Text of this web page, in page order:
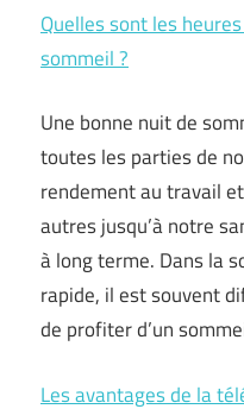
Quelles sont les
sommeil ?
Une bonne nuit de
toutes les parties de
rendement au travail
autres jusqu’à notre
à long terme. Dans la
rapide, il est souvent
de profiter d’un
Les avantages de la